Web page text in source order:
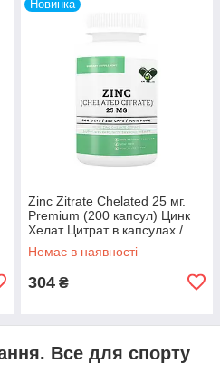
Новинка
Zinc Zitrate Chelated 25 мг.
Premium (200 капсул) Цинк
Хелат Цитрат в капсулах /
таблетках EN'VIE LAB 200
Немає в наявності
304 ₴
Все для спорту